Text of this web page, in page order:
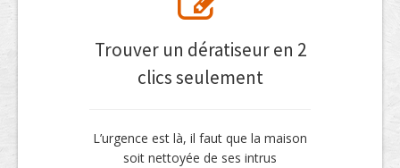
Trouver un dératiseur en 2
clics seulement
L’urgence est là, il faut que la maison
soit nettoyée de ses intrus